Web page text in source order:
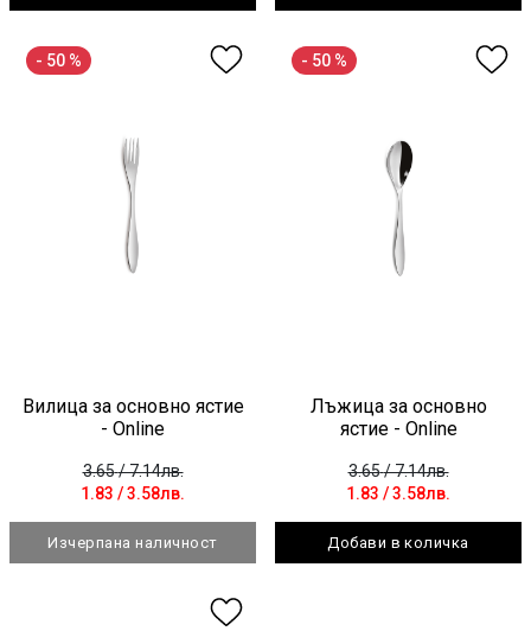
- 50 %
Вилица за основно ястие
- Online
3.65/ 7.14лв.
1.83 / 3.58лв.
Изчерпана наличност
- 50 %
Лъжица за основно
ястие - Online
3.65/ 7.14лв.
1.83 / 3.58лв.
Добави в количка